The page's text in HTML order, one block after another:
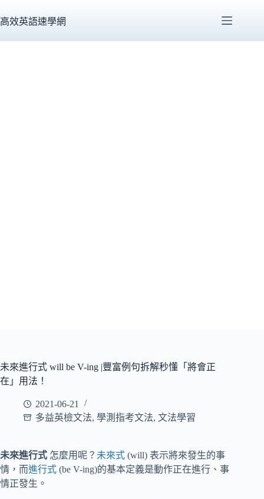
至
高效英語速學網
未來進行式 will be V-ing |豐富例句拆解秒懂「將會正
在」用法！
2021-06-21
多益英檢文法, 學測指考文法, 文法學習
未來進行式 怎麼用呢？ 未來式 (will) 表示將來發生的事
情，而進行式 (be V-ing)的基本定義是動作正在進行、事
情正發生。